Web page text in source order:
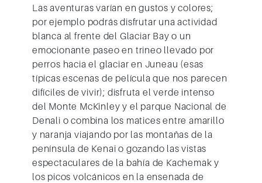
Las aventuras varían en gustos y colores;
por ejemplo podrás disfrutar una actividad
blanca al frente del Glaciar Bay o un
emocionante paseo en trineo llevado por
perros hacia el glaciar en Juneau (esas
típicas escenas de película que nos parecen
difíciles de vivir); disfruta el verde intenso
del Monte McKinley y el parque Nacional de
Denali o combina los matices entre amarillo
y naranja viajando por las montañas de la
península de Kenai o gozando las vistas
espectaculares de la bahía de Kachemak y
los picos volcánicos en la ensenada de